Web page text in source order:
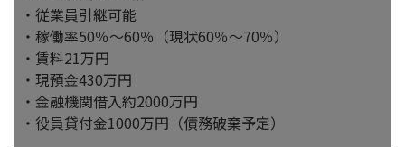
・従業員引継可能
・稼働率50％～60％（現状60％～70％）
・賃料21万円
・現預金430万円
・金融機関借入約2000万円
・役員貸付金1000万円（債務破棄予定）